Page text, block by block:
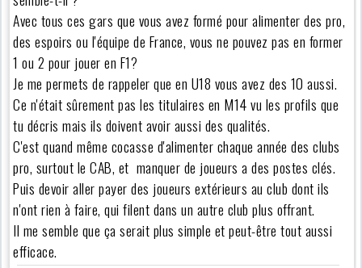
Avec tous ces gars que vous avez formé pour alimenter des pro,
des espoirs ou l'équipe de France, vous ne pouvez pas en former
1 ou 2 pour jouer en F1?
Je me permets de rappeler que en U18 vous avez des 10 aussi.
Ce n'était sûrement pas les titulaires en M14 vu les profils que
tu décris mais ils doivent avoir aussi des qualités.
C'est quand même cocasse d'alimenter chaque année des clubs
pro, surtout le CAB, et manquer de joueurs a des postes clés.
Puis devoir aller payer des joueurs extérieurs au club dont ils
n'ont rien à faire, qui filent dans un autre club plus offrant.
Il me semble que ça serait plus simple et peut-être tout aussi
efficace.